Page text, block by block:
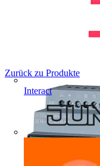
Interact
Zurück zu Produkte